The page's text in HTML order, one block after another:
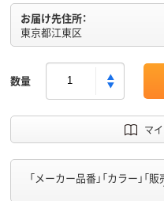
お届け先住所：
東京都江東区
数量
マ
「メーカー品番」「カラー」「